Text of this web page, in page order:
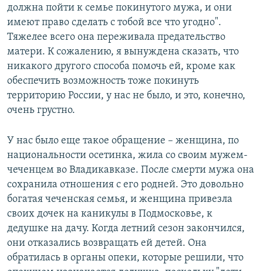
должна пойти к семье покинутого мужа, и они
имеют право сделать с тобой все что угодно".
Тяжелее всего она переживала предательство
матери. К сожалению, я вынуждена сказать, что
никакого другого способа помочь ей, кроме как
обеспечить возможность тоже покинуть
территорию России, у нас не было, и это, конечно,
очень грустно.
У нас было еще такое обращение – женщина, по
национальности осетинка, жила со своим мужем-
чеченцем во Владикавказе. После смерти мужа она
сохранила отношения с его родней. Это довольно
богатая чеченская семья, и женщина привезла
своих дочек на каникулы в Подмосковье, к
дедушке на дачу. Когда летний сезон закончился,
они отказались возвращать ей детей. Она
обратилась в органы опеки, которые решили, что